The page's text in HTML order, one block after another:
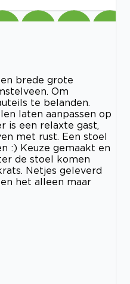
brede grote
Om
te belanden.
laten aanpassen op
is een relaxte gast,
met rust. Een stoel
:) Keuze gemaakt en
de stoel komen
Netjes geleverd
het alleen maar